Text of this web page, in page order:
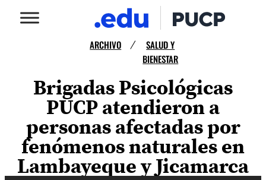
ARCHIVO /
SALUD Y
BIENESTAR
Brigadas Psicológicas
PUCP atendieron a
personas afectadas por
fenómenos naturales en
Lambayeque y Jicamarca